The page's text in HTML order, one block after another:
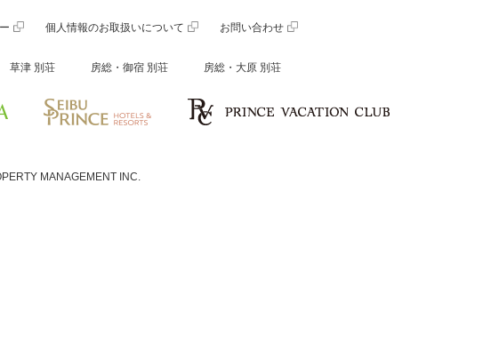
個人情報のお取扱いについて お問い合わせ
草津 別荘 房総・御宿 別荘 房総・大原 別荘
MANAGEMENT INC.